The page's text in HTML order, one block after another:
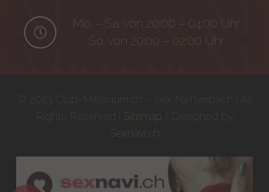
Mo. – Sa. von 20:00 – 04:00 Uhr
So. von 20:00 – 02:00 Uhr
Sitemap
Sexnavi.ch